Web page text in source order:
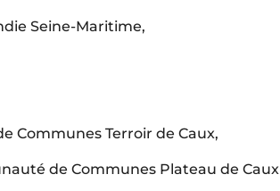
Seine-Maritime,
Communes Terroir de Caux,
de Communes Plateau de Caux